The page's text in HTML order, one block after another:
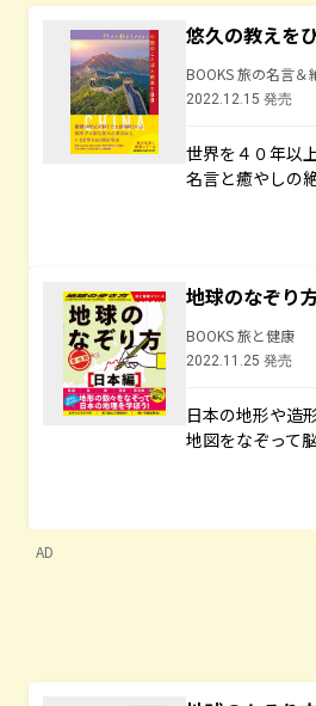
悠久の教えを
BOOKS 旅の名言＆
2022.12.15 発売
世界を４０年以
名言と癒やしの
地球のなぞ
BOOKS 旅と健康
2022.11.25 発売
日本の地形や造
地図をなぞって
AD